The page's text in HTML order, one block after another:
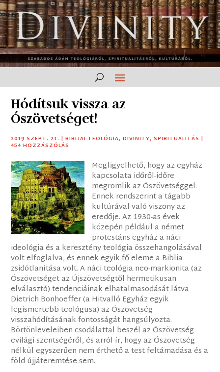
Hódítsuk vissza az
Ószövetséget!
2019 SZEPT. 21. |BIBLIAI TEOLÓGIA,DIVINITY,SPIRITUALITÁS |
454 HOZZÁSZÓLÁS
Megfigyelhető, hogy az egyház
kapcsolata időről-időre
megromlik az Ószövetséggel.
Ennek rendszerint a tágabb
kultúrával való viszony az
eredője. Az 1930-as évek
közepén például a német
protestáns egyház a náci
ideológia és a keresztény teológia összehangolásával
volt elfoglalva, és ennek egyik fő eleme a Biblia
zsidótlanítása volt. A náci teológia neo-markionita (az
Ószövetséget az Újszövetségtől hermetikusan
elválasztó) tendenciáinak elhatalmasodását látva
Dietrich Bonhoeffer (a Hitvalló Egyház egyik
legismertebb teológusa) az Ószövetség
visszahódításának fontosságát hangsúlyozta.
Börtönleveleiben csodálattal beszél az Ószövetség
evilági szentségéről, és arról ír, hogy az Ószövetség
nélkül egyszerűen nem érthető a test feltámadása és a
föld újjáteremtése sem.